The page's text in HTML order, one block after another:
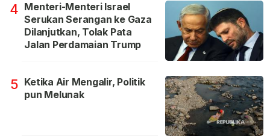
4 Menteri-Menteri Israel
Serukan Serangan ke Gaza
Dilanjutkan, Tolak Pata
Jalan Perdamaian Trump
5 Ketika Air Mengalir, Politik
pun Melunak